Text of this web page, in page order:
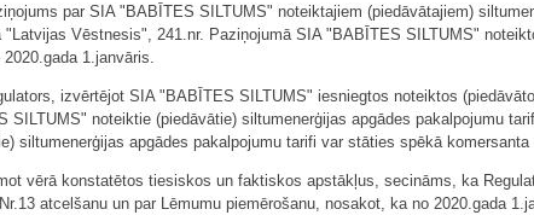
par SIA "BABĪTES SILTUMS" noteiktajiem (piedāvātajiem)
"Latvijas Vēstnesis", 241.nr. Paziņojumā SIA "BABĪTES SILTUMS"
1.janvāris.
izvērtējot SIA "BABĪTES SILTUMS" iesniegtos noteiktos
SILTUMS" noteiktie (piedāvātie) siltumenerģijas apgādes pakalpojumu
siltumenerģijas apgādes pakalpojumu tarifi var stāties spēkā
vērā konstatētos tiesiskos un faktiskos apstākļus, secināms, ka
Nr.13 atcelšanu un par Lēmumu piemērošanu, nosakot, ka no 2020.gada